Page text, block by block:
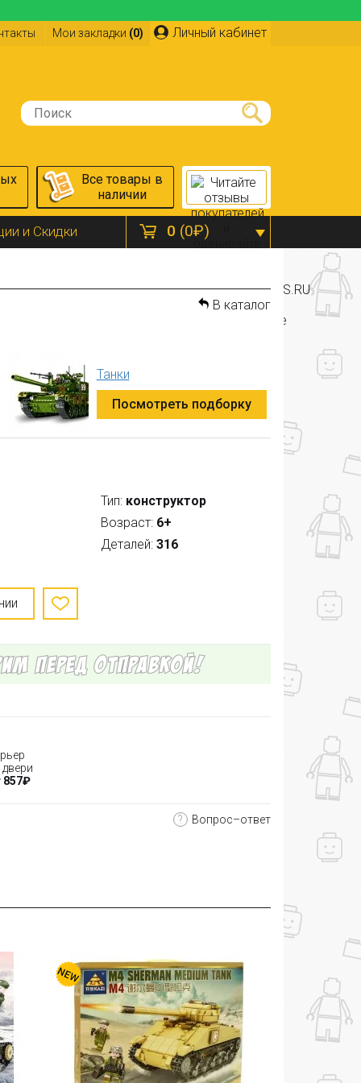
Личный кабинет
Мои закладки (0)
0 (0₽)
Все товары в
наличии
и Скидки
В каталог
Танки
Посмотреть подборку
Тип: конструктор
Возраст: 6+
Деталей: 316
двери
857₽
? Вопрос–ответ